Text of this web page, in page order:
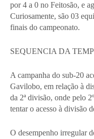
por 4 a 0 no Feitosão, e
Curiosamente, são 03
finais do campeonato.
SEQUENCIA DA
A campanha do sub-20
Gavilobo, em relação à
da 2ª divisão, onde pelo
tentar o acesso à divisão
O desempenho irregular